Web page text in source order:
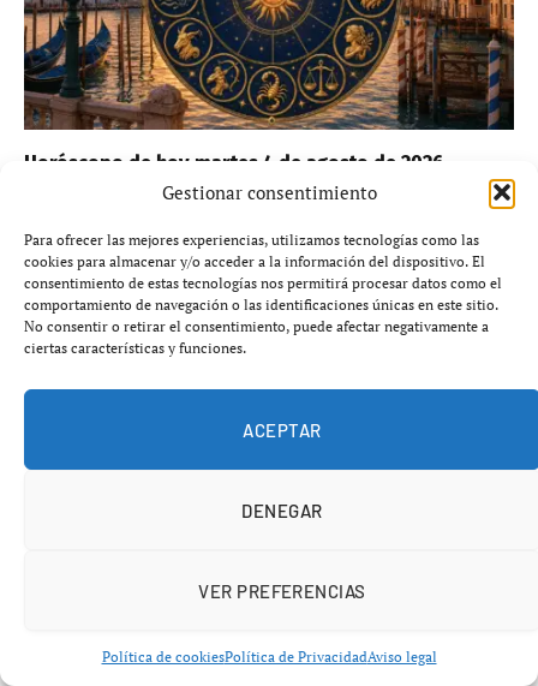
Gestionar consentimiento
Para ofrecer las mejores experiencias, utilizamos tecnologías como las
cookies para almacenar y/o acceder a la información del dispositivo. El
consentimiento de estas tecnologías nos permitirá procesar datos como el
comportamiento de navegación o las identificaciones únicas en este sitio.
No consentir o retirar el consentimiento, puede afectar negativamente a
ciertas características y funciones.
ACEPTAR
DENEGAR
VER PREFERENCIAS
Política de cookiesPolítica de PrivacidadAviso legal
Horóscopo de hoy martes 4 de agosto de 2026
HORÓSCOPO
AÑADIR UN COMENTARIO